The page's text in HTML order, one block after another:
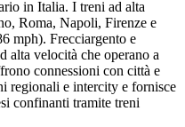
in Italia. I treni ad alta
Roma, Napoli, Firenze e
mph). Frecciargento e
alta velocità che operano a
connessioni con città e
regionali e intercity e fornisce
confinanti tramite treni